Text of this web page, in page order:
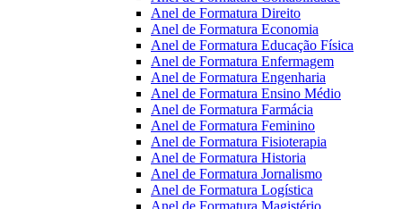
Anel de Formatura Direito
Anel de Formatura Economia
Anel de Formatura Educação Física
Anel de Formatura Enfermagem
Anel de Formatura Engenharia
Anel de Formatura Ensino Médio
Anel de Formatura Farmácia
Anel de Formatura Feminino
Anel de Formatura Fisioterapia
Anel de Formatura Historia
Anel de Formatura Jornalismo
Anel de Formatura Logística
Anel de Formatura Magistério